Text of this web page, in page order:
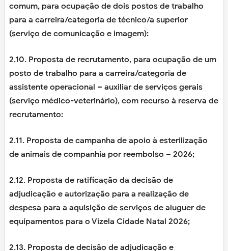
comum, para ocupação de dois postos de trabalho
para a carreira/categoria de técnico/a superior
(serviço de comunicação e imagem):
2.10. Proposta de recrutamento, para ocupação de um
posto de trabalho para a carreira/categoria de
assistente operacional – auxiliar de serviços gerais
(serviço médico-veterinário), com recurso à reserva de
recrutamento:
2.11. Proposta de campanha de apoio à esterilização
de animais de companhia por reembolso – 2026;
2.12. Proposta de ratificação da decisão de
adjudicação e autorização para a realização de
despesa para a aquisição de serviços de aluguer de
equipamentos para o Vizela Cidade Natal 2026;
2.13. Proposta de decisão de adjudicação e